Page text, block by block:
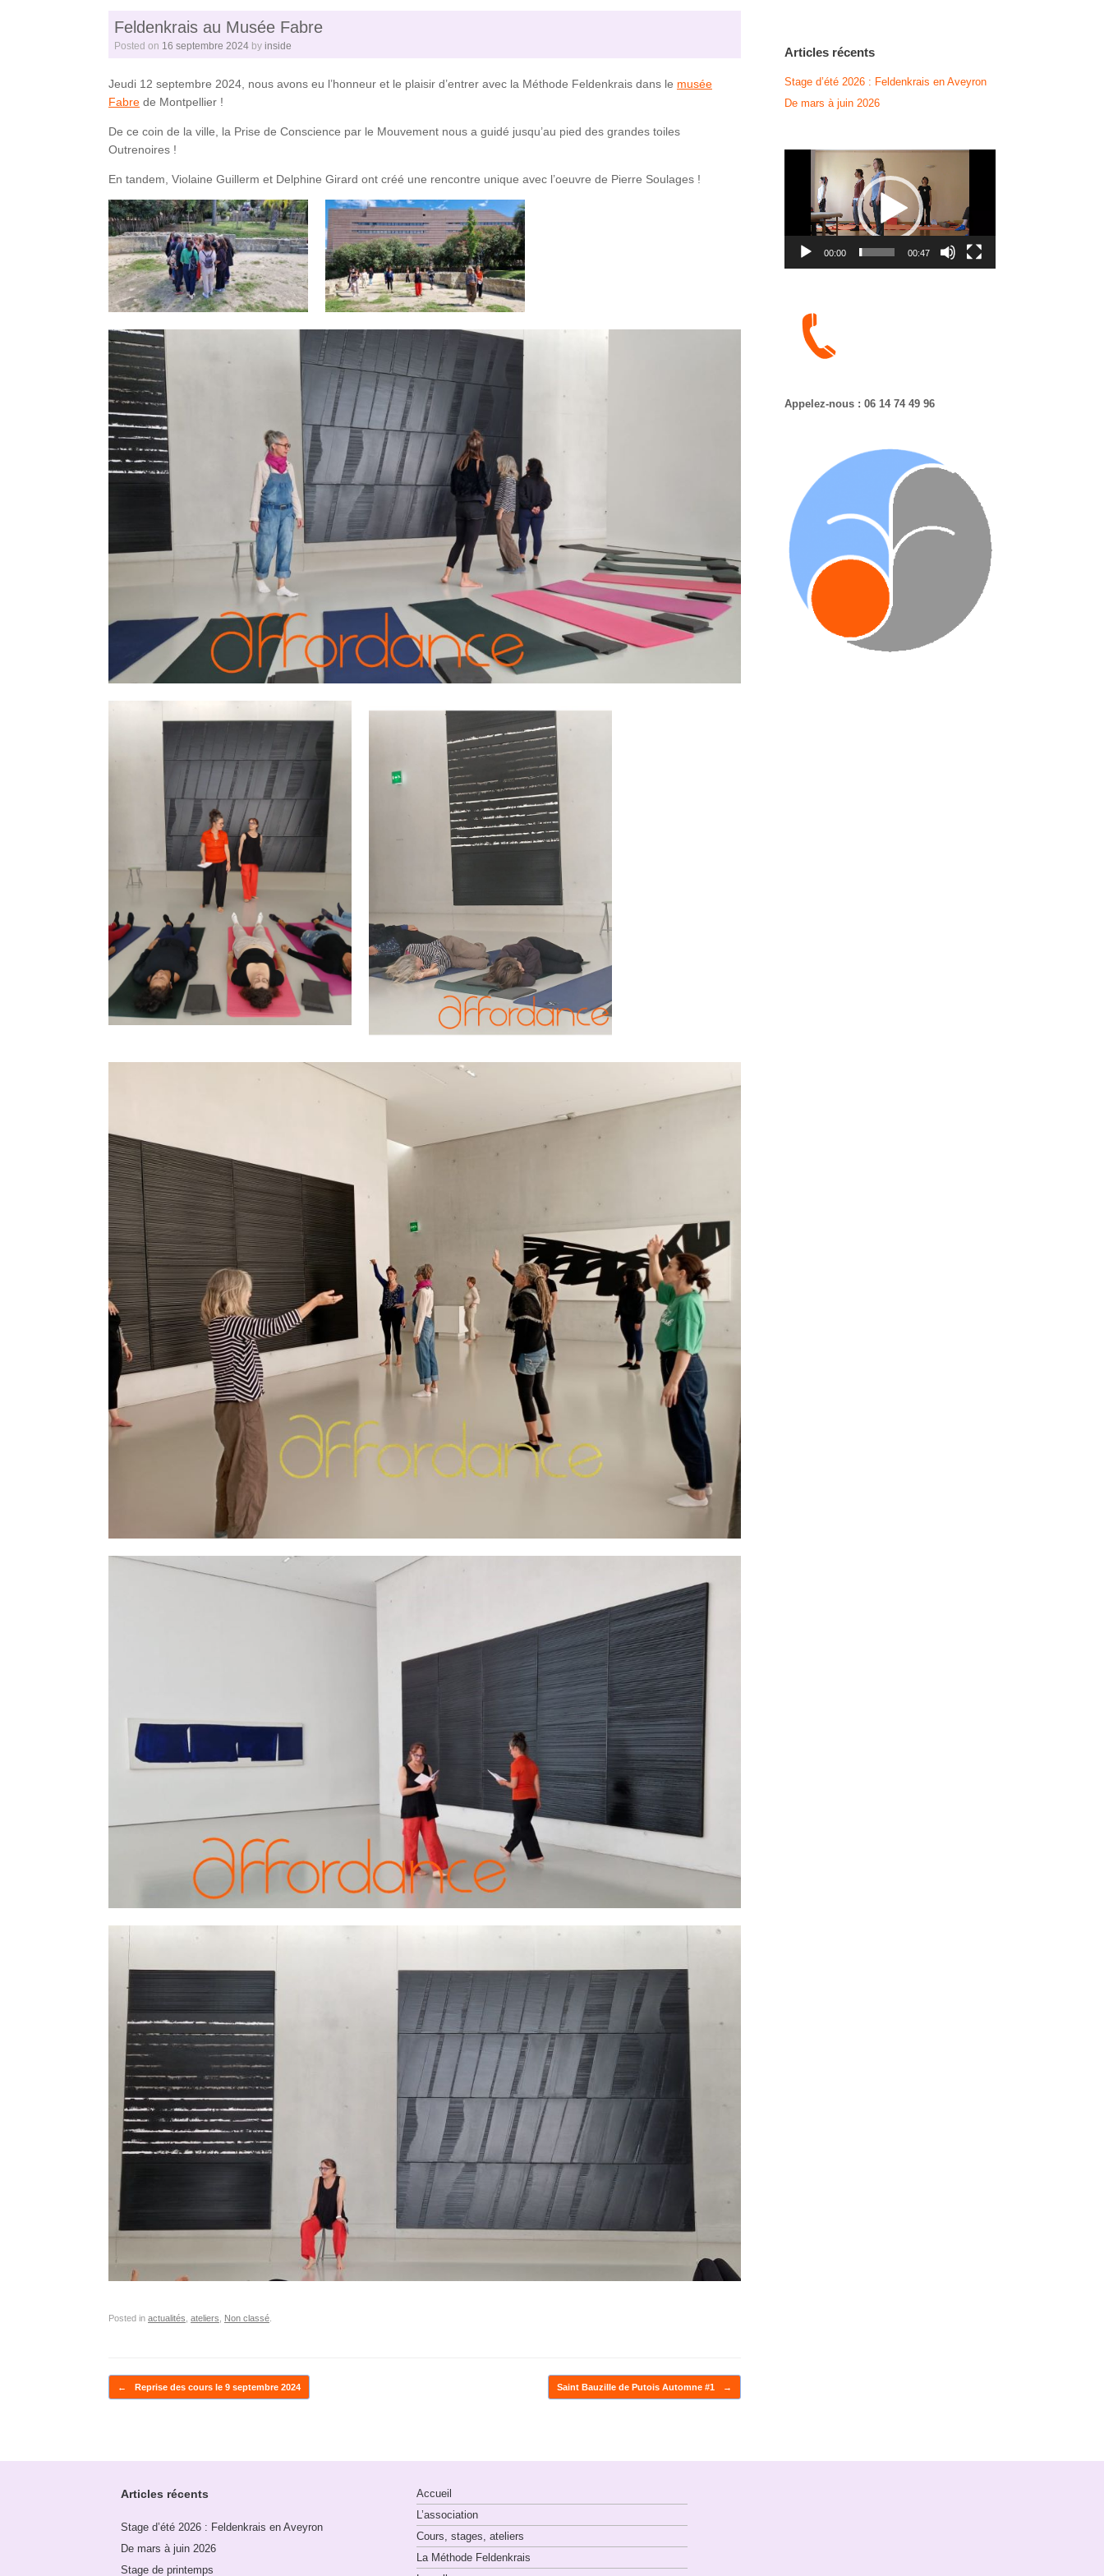
Feldenkrais au Musée Fabre
Posted on 16 septembre 2024 by inside
Jeudi 12 septembre 2024, nous avons eu l’honneur et le plaisir d’entrer avec la Méthode Feldenkrais dans le musée
Fabre de Montpellier !
De ce coin de la ville, la Prise de Conscience par le Mouvement nous a guidé jusqu’au pied des grandes toiles
Outrenoires !
En tandem, Violaine Guillerm et Delphine Girard ont créé une rencontre unique avec l’oeuvre de Pierre Soulages !
Posted in actualités, ateliers, Non classé.
Post navigation
← Reprise des cours le 9 septembre 2024 Saint Bauzille de Putois Automne #1 →
Articles récents
Stage d’été 2026 : Feldenkrais en Aveyron
De mars à juin 2026
00:00 00:47
Appelez-nous : 06 14 74 49 96
Articles récents
Stage d’été 2026 : Feldenkrais en Aveyron
De mars à juin 2026
Stage de printemps
Accueil
L’association
Cours, stages, ateliers
La Méthode Feldenkrais